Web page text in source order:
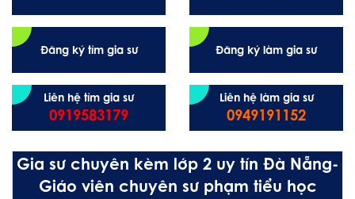
Đăng ký tìm gia sư
Liên hệ tìm gia sư
0919583179
Đăng ký làm gia sư
Liên hệ làm gia sư
0949191152
Gia sư chuyên kèm lớp 2 uy tín Đà Nẵng-
Giáo viên chuyên sư phạm tiểu học